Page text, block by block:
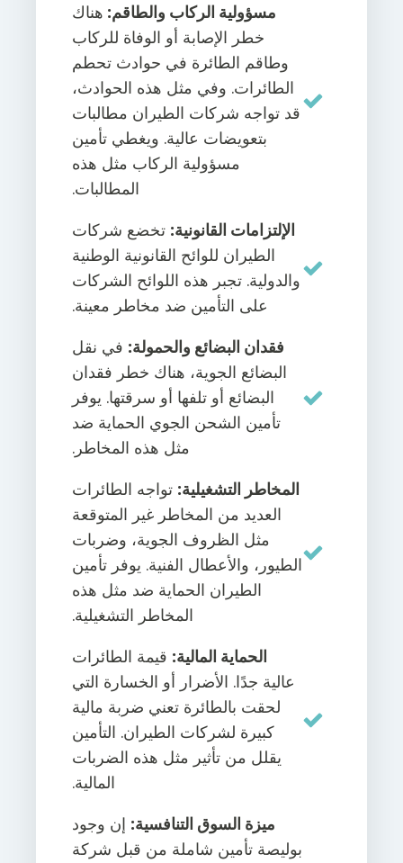
مسؤولية الركاب والطاقم: هناك
خطر الإصابة أو الوفاة للركاب
وطاقم الطائرة في حوادث تحطم
الطائرات. وفي مثل هذه الحوادث،
قد تواجه شركات الطيران مطالبات
بتعويضات عالية. ويغطي تأمين
مسؤولية الركاب مثل هذه
المطالبات.
الإلتزامات القانونية: تخضع شركات
الطيران للوائح القانونية الوطنية
والدولية. تجبر هذه اللوائح الشركات
على التأمين ضد مخاطر معينة.
فقدان البضائع والحمولة: في نقل
البضائع الجوية، هناك خطر فقدان
البضائع أو تلفها أو سرقتها. يوفر
تأمين الشحن الجوي الحماية ضد
مثل هذه المخاطر.
المخاطر التشغيلية: تواجه الطائرات
العديد من المخاطر غير المتوقعة
مثل الظروف الجوية، وضربات
الطيور، والأعطال الفنية. يوفر تأمين
الطيران الحماية ضد مثل هذه
المخاطر التشغيلية.
الحماية المالية: قيمة الطائرات
عالية جدًا. الأضرار أو الخسارة التي
لحقت بالطائرة تعني ضربة مالية
كبيرة لشركات الطيران. التأمين
يقلل من تأثير مثل هذه الضربات
المالية.
ميزة السوق التنافسية: إن وجود
بوليصة تأمين شاملة من قبل شركة